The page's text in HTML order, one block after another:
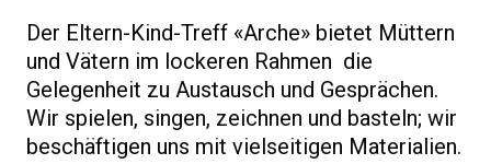
Der Eltern-Kind-Treff «Arche» bietet Müttern
und Vätern im lockeren Rahmen die
Gelegenheit zu Austausch und Gesprächen.
Wir spielen, singen, zeichnen und basteln; wir
beschäftigen uns mit vielseitigen Materialien.